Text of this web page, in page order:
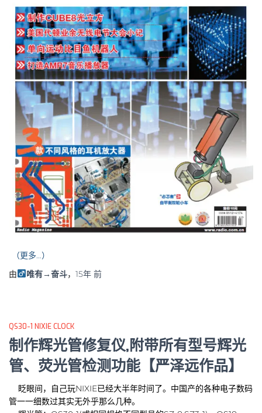
（更多…）
由
唯有→奋斗， 15年前
QS30-1 NIXIE CLOCK
制作辉光管修复仪,附带所有型号辉光
管、荧光管检测功能【严泽远作品】
眨眼间，自己玩NIXIE已经大半年时间了。中国产的各种电子数码
管一一细数过其实无外乎那么几种。